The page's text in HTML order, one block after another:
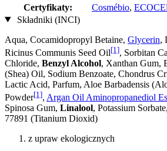
Certyfikaty:
Cosmébio,
Składniki (INCI)
Aqua, Cocamidopropyl Betaine, Glycerin,
Ricinus Communis Seed Oil[1], Sorbitan
Chloride, Benzyl Alcohol, Xanthan Gum,
(Shea) Oil, Sodium Benzoate, Chondrus
Lactic Acid, Parfum, Aloe Barbadensis
Powder[1], Argan Oil Aminopropanediol
Spinosa Gum, Linalool, Potassium
77891 (Titanium Dioxid)
z upraw ekologicznych